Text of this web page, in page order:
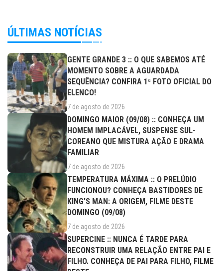
ÚLTIMAS NOTÍCIAS
GENTE GRANDE 3 :: O QUE SABEMOS ATÉ
MOMENTO SOBRE A AGUARDADA
SEQUÊNCIA? CONFIRA 1ª FOTO OFICIAL DO
ELENCO!
7 de agosto de 2026
DOMINGO MAIOR (09/08) :: CONHEÇA UM
HOMEM IMPLACÁVEL, SUSPENSE SUL-
COREANO QUE MISTURA AÇÃO E DRAMA
FAMILIAR
7 de agosto de 2026
TEMPERATURA MÁXIMA :: O PRELÚDIO
FUNCIONOU? CONHEÇA BASTIDORES DE
KING’S MAN: A ORIGEM, FILME DESTE
DOMINGO (09/08)
7 de agosto de 2026
SUPERCINE :: NUNCA É TARDE PARA
RECONSTRUIR UMA RELAÇÃO ENTRE PAI E
FILHO. CONHEÇA DE PAI PARA FILHO, FILME